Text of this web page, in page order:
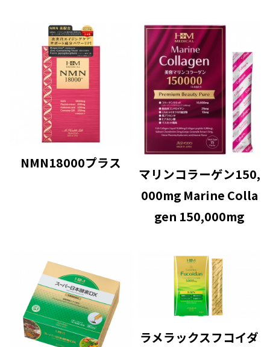
NMN18000プラス
マリンコラーゲン150,
000mg Marine Colla
gen 150,000mg
ラメラックスフコイダ